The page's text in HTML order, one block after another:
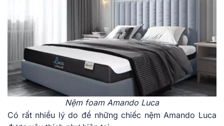
Nệm foam Amando Luca
Có rất nhiều lý do để những chiếc nệm Amando Luca